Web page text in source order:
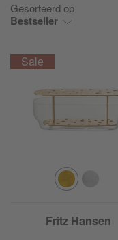
Gesorteerd op
Bestseller
Fritz Hansen